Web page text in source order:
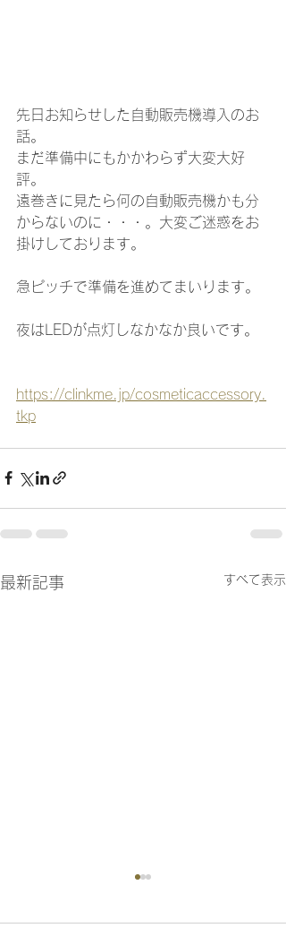
先日お知らせした自動販売機導入のお
話。
まだ準備中にもかかわらず大変大好
評。
遠巻きに見たら何の自動販売機かも分
からないのに・・・。大変ご迷惑をお
掛けしております。
急ピッチで準備を進めてまいります。
夜はLEDが点灯しなかなか良いです。
https://clinkme.jp/cosmeticaccessory.
tkp
最新記事 すべて表示